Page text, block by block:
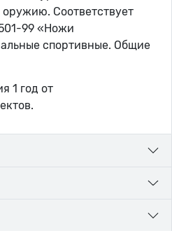
Соответствует
99 «Ножи
спортивные. Общие
1 год от